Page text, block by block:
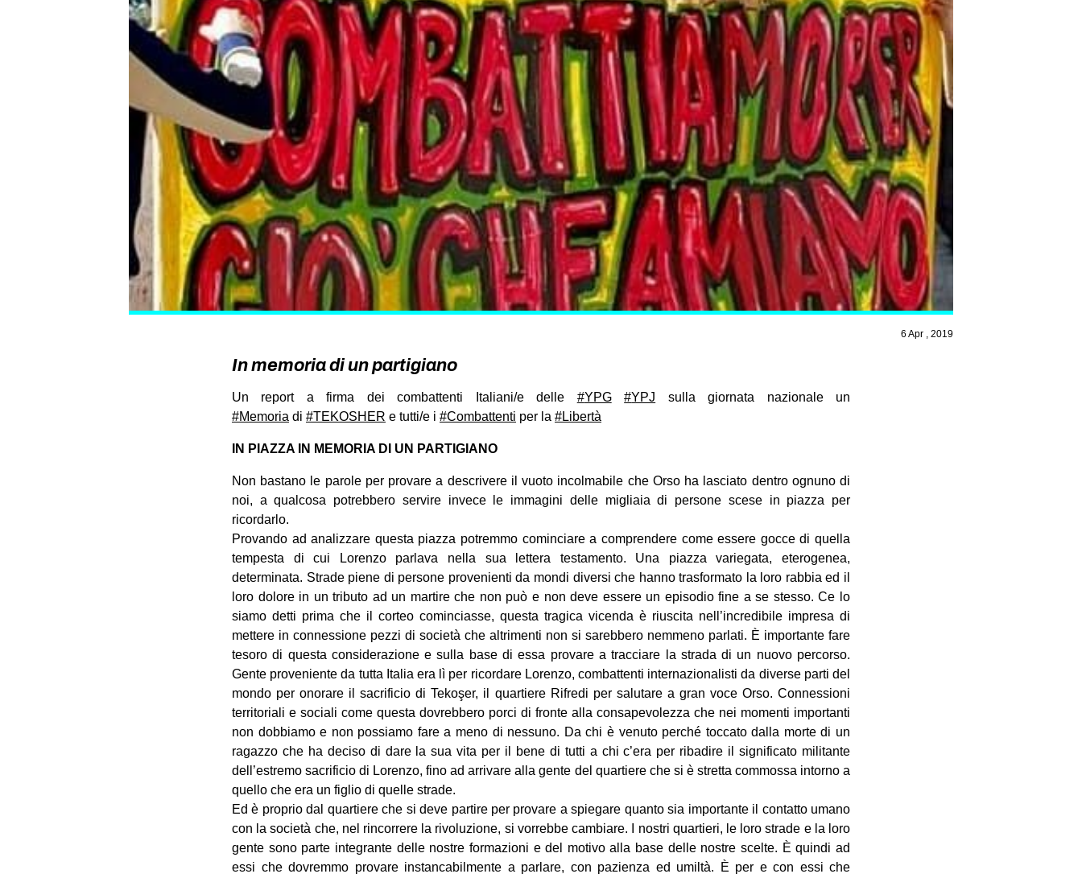
6 Apr , 2019
In memoria di un partigiano
Un report a firma dei combattenti Italiani/e delle #YPG #YPJ sulla giornata nazionale un
#Memoria di #TEKOSHER e tutti/e i #Combattenti per la #Libertà
IN PIAZZA IN MEMORIA DI UN PARTIGIANO
Non bastano le parole per provare a descrivere il vuoto incolmabile che Orso ha lasciato dentro ognuno di
noi, a qualcosa potrebbero servire invece le immagini delle migliaia di persone scese in piazza per
ricordarlo.
Provando ad analizzare questa piazza potremmo cominciare a comprendere come essere gocce di quella
tempesta di cui Lorenzo parlava nella sua lettera testamento. Una piazza variegata, eterogenea,
determinata. Strade piene di persone provenienti da mondi diversi che hanno trasformato la loro rabbia ed il
loro dolore in un tributo ad un martire che non può e non deve essere un episodio fine a se stesso. Ce lo
siamo detti prima che il corteo cominciasse, questa tragica vicenda è riuscita nell’incredibile impresa di
mettere in connessione pezzi di società che altrimenti non si sarebbero nemmeno parlati. È importante fare
tesoro di questa considerazione e sulla base di essa provare a tracciare la strada di un nuovo percorso.
Gente proveniente da tutta Italia era lì per ricordare Lorenzo, combattenti internazionalisti da diverse parti del
mondo per onorare il sacrificio di Tekoşer, il quartiere Rifredi per salutare a gran voce Orso. Connessioni
territoriali e sociali come questa dovrebbero porci di fronte alla consapevolezza che nei momenti importanti
non dobbiamo e non possiamo fare a meno di nessuno. Da chi è venuto perché toccato dalla morte di un
ragazzo che ha deciso di dare la sua vita per il bene di tutti a chi c’era per ribadire il significato militante
dell’estremo sacrificio di Lorenzo, fino ad arrivare alla gente del quartiere che si è stretta commossa intorno a
quello che era un figlio di quelle strade.
Ed è proprio dal quartiere che si deve partire per provare a spiegare quanto sia importante il contatto umano
con la società che, nel rincorrere la rivoluzione, si vorrebbe cambiare. I nostri quartieri, le loro strade e la loro
gente sono parte integrante delle nostre formazioni e del motivo alla base delle nostre scelte. È quindi ad
essi che dovremmo provare instancabilmente a parlare, con pazienza ed umiltà. È per e con essi che